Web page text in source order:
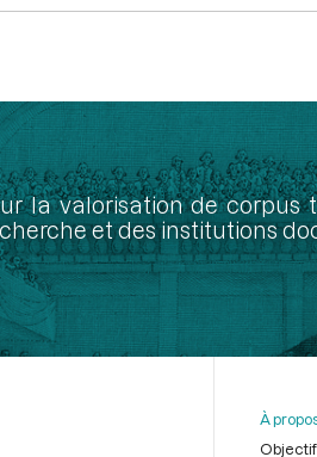
la valorisation de
et des institutions
À